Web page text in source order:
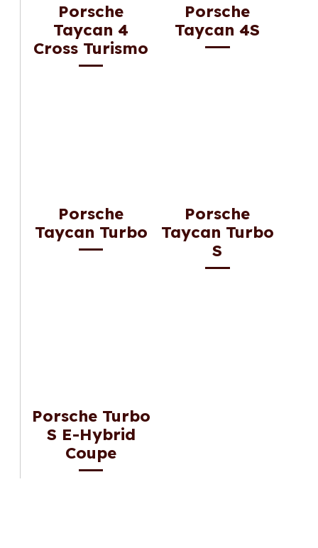
Porsche
Taycan 4
Cross Turismo
Porsche
Taycan 4S
Porsche
Taycan Turbo
Porsche
Taycan Turbo
S
Porsche Turbo
S E-Hybrid
Coupe